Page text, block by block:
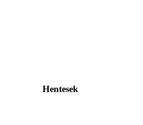
Hentesek